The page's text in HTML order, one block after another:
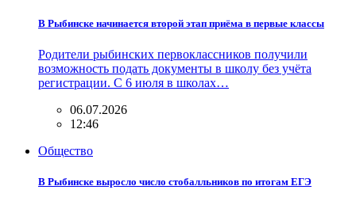
В Рыбинске начинается второй этап приёма в первые классы
Родители рыбинских первоклассников получили
возможность подать документы в школу без учёта
регистрации. С 6 июля в школах…
06.07.2026
12:46
Общество
В Рыбинске выросло число стобалльников по итогам ЕГЭ